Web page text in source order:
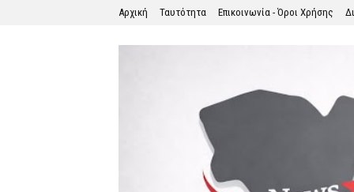
Αρχική Ταυτότητα Επικοινωνία - Όροι Χρήσης